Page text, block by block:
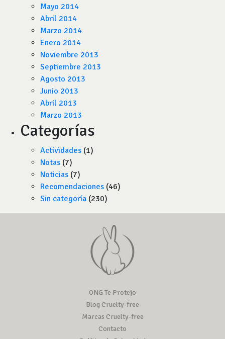
Mayo 2014
Abril 2014
Marzo 2014
Enero 2014
Noviembre 2013
Septiembre 2013
Agosto 2013
Junio 2013
Abril 2013
Marzo 2013
Categorías
Actividades (1)
Notas (7)
Noticias (7)
Recomendaciones (46)
Sin categoría (230)
ONG Te Protejo
Blog Cruelty-free
Marcas Cruelty-free
Contacto